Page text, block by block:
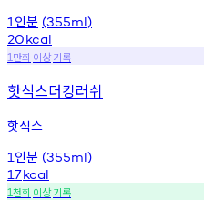
1 인분 (355ml)
20kcal
1 만회 이상기록
핫식스더킹러쉬
핫식스
1 인분 (355ml)
17kcal
1천회 이상기록